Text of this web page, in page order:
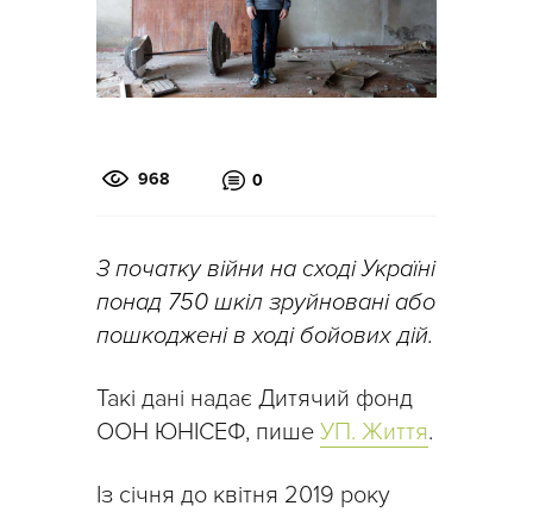
968 0
З початку війни на сході Україні
понад 750 шкіл зруйновані або
пошкоджені в ході бойових дій.
Такі дані надає Дитячий фонд
ООН ЮНІСЕФ, пише УП. Життя.
Із січня до квітня 2019 року